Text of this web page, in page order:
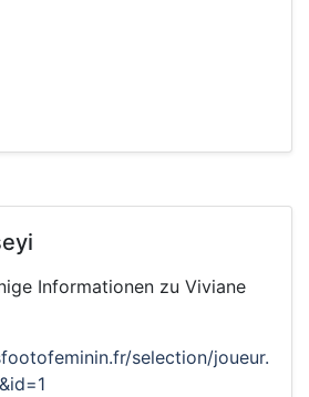
Informationen zu Viviane
selection/joueur.